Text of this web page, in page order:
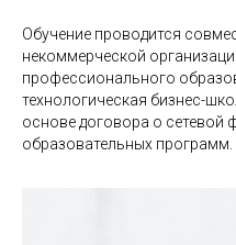
Обучение проводится
некоммерческой
профессионального
технологическая бизнес-
основе договора о сетевой
образовательных программ.